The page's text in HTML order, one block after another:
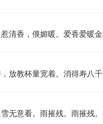
清香，偎媚暖。爱香爱暖
放教杯量宽着。消得寿八
无意看。雨摧残。雨摧残